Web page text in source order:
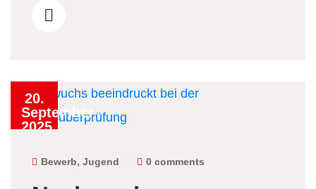
20.
September
2025
Bewerb, Jugend 0 comments